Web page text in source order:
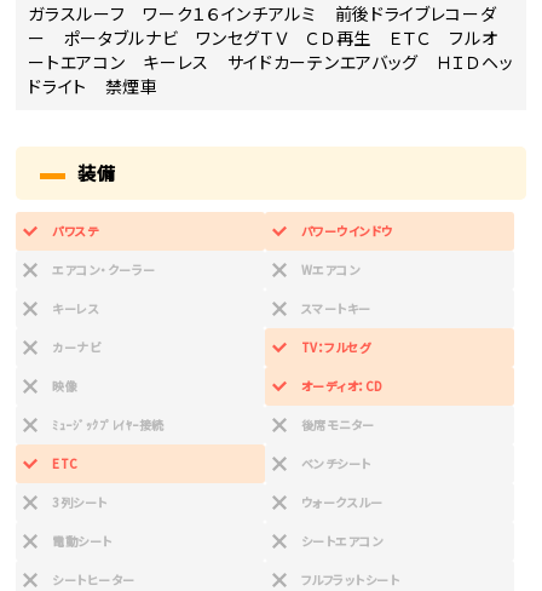
ガラスルーフ ワーク１６インチアルミ 前後ドライブレコーダ
ー ポータブルナビ ワンセグＴＶ ＣＤ再生 ＥＴＣ フルオ
ートエアコン キーレス サイドカーテンエアバッグ ＨＩＤヘッ
ドライト 禁煙車
装備
パワステ パワーウインドウ
エアコン・クーラー Wエアコン
キーレス スマートキー
カーナビ TV：フルセグ
映像 オーディオ：CD
ﾐｭｰｼﾞｯｸﾌﾟﾚｲﾔｰ接続 後席モニター
ETC ベンチシート
3列シート ウォークスルー
電動シート シートエアコン
シートヒーター フルフラットシート